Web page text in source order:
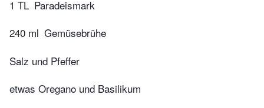
1 TL Paradeismark
240 ml Gemüsebrühe
Salz und Pfeffer
etwas Oregano und Basilikum